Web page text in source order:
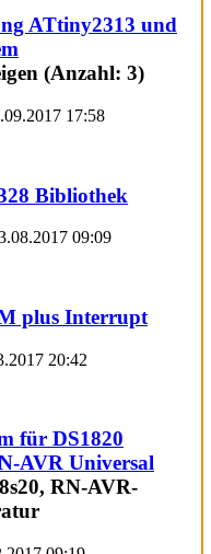
ATtiny2313 und
17:58
Bibliothek
09:09
plus Interrupt
20:42
für DS1820
AVR Universal